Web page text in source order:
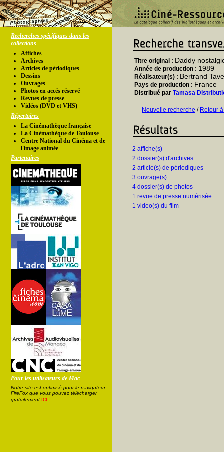
Recherches spécifiques dans les
collections
Affiches
Archives
Articles de périodiques
Dessins
Ouvrages
Photos en accés réservé
Revues de presse
Vidéos (DVD et VHS)
Répertoires
La Cinémathèque française
La Cinémathèque de Toulouse
Centre National du Cinéma et de
l'image animée
Partenaires
Pour les utilisateurs de Mac
Notre site est optimisé pour le navigateur
FireFox que vous pouvez télécharger
gratuitement ici
Titre original : Daddy
Année de production : 1989
Réalisateur(s) : Bertrand
Pays de production : France
Distribué par Tamasa
Nouvelle recherche / Retour
2 affiche(s)
2 dossier(s) d'archives
2 article(s) de périodiques
3 ouvrage(s)
4 dossier(s) de photos
1 revue de presse numérisée
1 video(s) du film